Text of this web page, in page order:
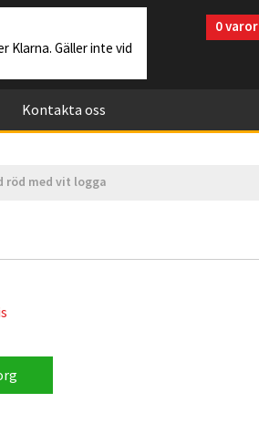
0varor
Klarna. Gäller inte vid
Kontakta oss
röd med vit logga